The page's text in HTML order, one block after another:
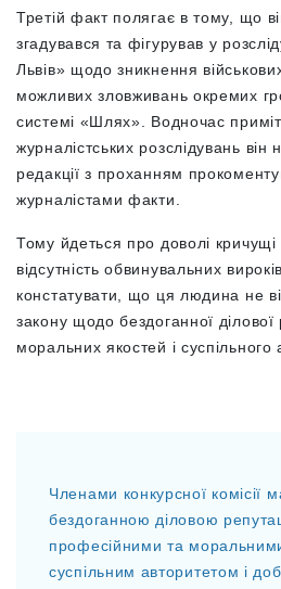
Третій факт полягає в тому, що
згадувався та фігурував у
Львів» щодо зникнення
можливих зловживань окремих
системі «Шлях». Водночас
журналістських розслідувань він
редакції з проханням
журналістами факти.
Тому йдеться про доволі кричущі
відсутність обвинувальних
констатувати, що ця людина не
закону щодо бездоганної ділової
моральних якостей і суспільного
Членами конкурсної комісії
бездоганною діловою
професійними та
суспільним авторитетом і